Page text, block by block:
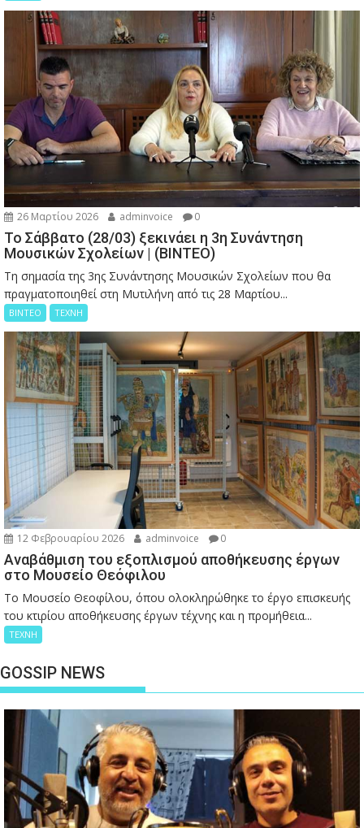
26 Μαρτίου 2026 adminvoice 0
Το Σάββατο (28/03) ξεκινάει η 3η Συνάντηση
Μουσικών Σχολείων | (ΒΙΝΤΕΟ)
Τη σημασία της 3ης Συνάντησης Μουσικών Σχολείων που θα
πραγματοποιηθεί στη Μυτιλήνη από τις 28 Μαρτίου...
ΒΙΝΤΕΟ ΤΕΧΝΗ
12 Φεβρουαρίου 2026 adminvoice 0
Αναβάθμιση του εξοπλισμού αποθήκευσης έργων
στο Μουσείο Θεόφιλου
Το Μουσείο Θεοφίλου, όπου ολοκληρώθηκε το έργο επισκευής
του κτιρίου αποθήκευσης έργων τέχνης και η προμήθεια...
ΤΕΧΝΗ
GOSSIP NEWS